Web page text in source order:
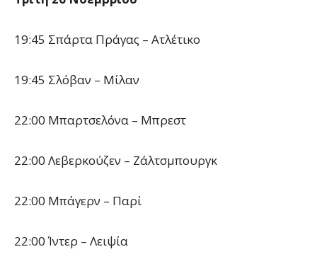
19:45 Σπάρτα Πράγας – Ατλέτικο
19:45 Σλόβαν – Μίλαν
22:00 Μπαρτσελόνα – Μπρεστ
22:00 Λεβερκούζεν – Ζάλτσμπουργκ
22:00 Μπάγερν – Παρί
22:00 Ίντερ – Λειψία